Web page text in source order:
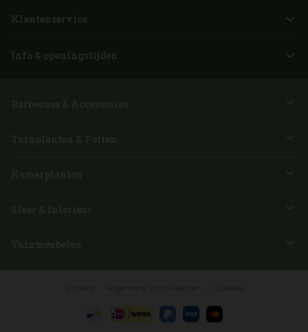
Klantenservice
Info & openingstijden